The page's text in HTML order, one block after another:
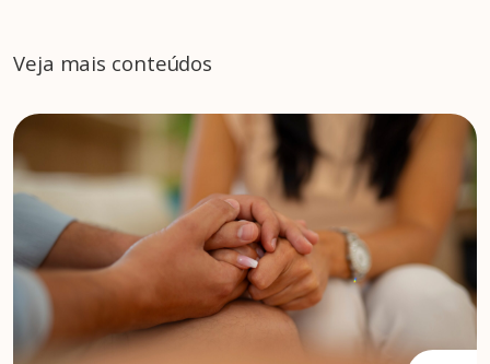
Veja mais conteúdos